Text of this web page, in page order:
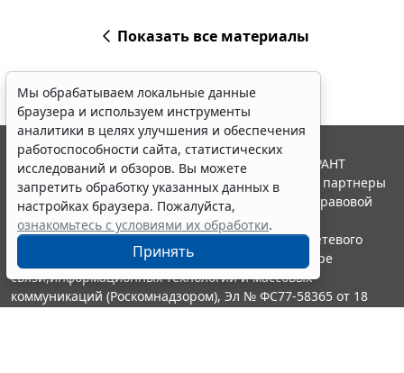
Показать все материалы
Мы обрабатываем локальные данные
браузера и используем инструменты
аналитики в целях улучшения и обеспечения
работоспособности сайта, статистических
исследований и обзоров. Вы можете
запретить обработку указанных данных в
настройках браузера. Пожалуйста,
ознакомьтесь с условиями их обработки.
Принять
© ООО "НПП "ГАРАНТ-СЕРВИС", 2026. Система ГАРАНТ
выпускается с 1990 года. Компания "Гарант" и ее партнеры
являются участниками Российской ассоциации правовой
информации ГАРАНТ.
Портал ГАРАНТ.РУ зарегистрирован в качестве сетевого
издания Федеральной службой по надзору в сфере
связи,информационных технологий и массовых
коммуникаций (Роскомнадзором), Эл № ФС77-58365 от 18